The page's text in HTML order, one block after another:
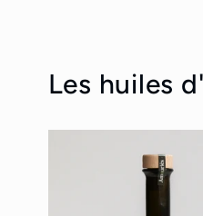
Les huiles